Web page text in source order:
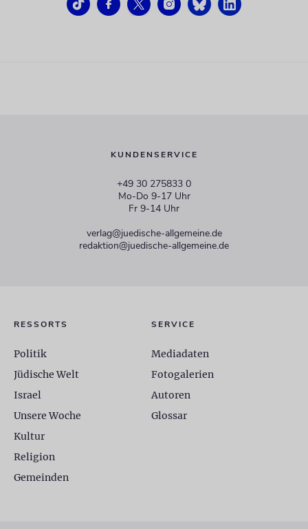
KUNDENSERVICE
+49 30 275833 0
Mo-Do 9-17 Uhr
Fr 9-14 Uhr
verlag@juedische-allgemeine.de
redaktion@juedische-allgemeine.de
RESSORTS
Politik
Jüdische Welt
Israel
Unsere Woche
Kultur
Religion
Gemeinden
SERVICE
Mediadaten
Fotogalerien
Autoren
Glossar